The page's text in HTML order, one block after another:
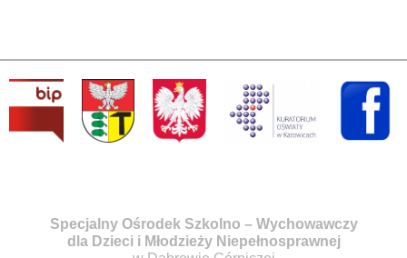
Specjalny Ośrodek Szkolno – Wychowawczy
dla Dzieci i Młodzieży Niepełnosprawnej